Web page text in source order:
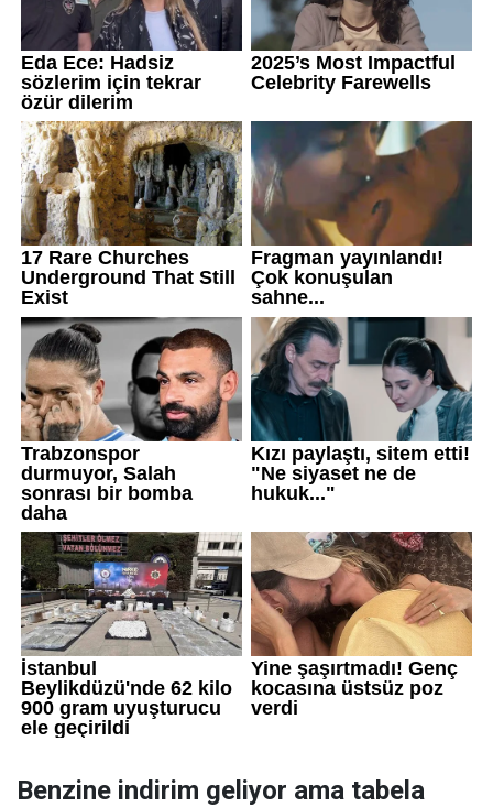
Benzine indirim geliyor ama tabela